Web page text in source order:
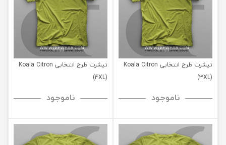
تیشرت طرح انتخابی Koala Citron
(3XL)
ناموجود
تیشرت طرح انتخابی Koala Citron
(4XL)
ناموجود